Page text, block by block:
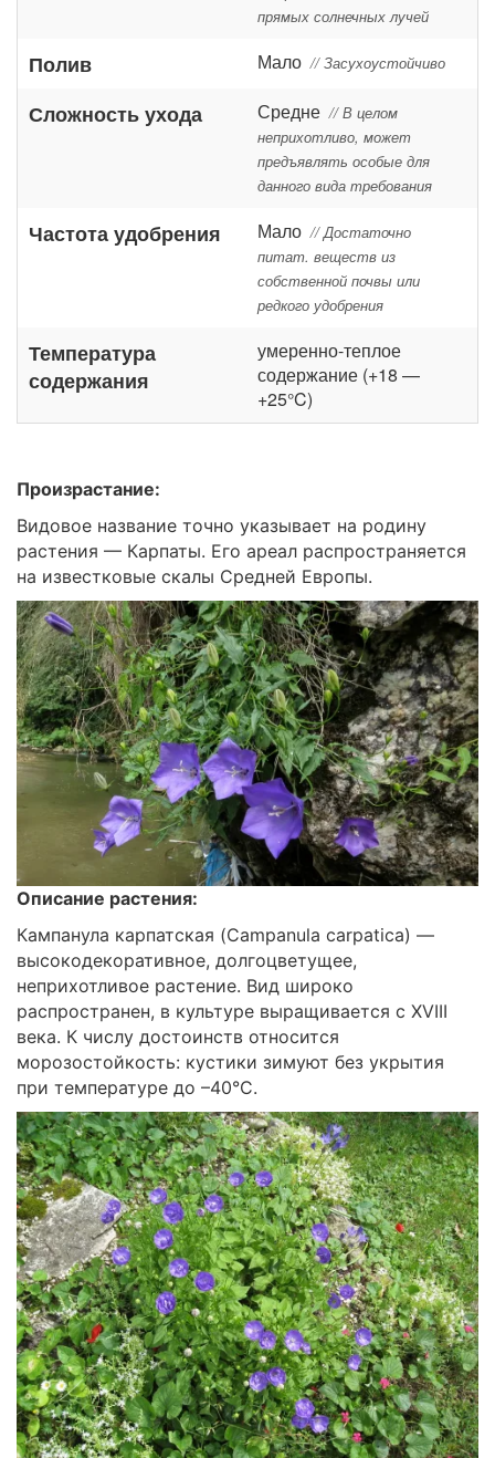
прямых солнечных лучей
Полив Мало // Засухоустойчиво
Сложность ухода Средне // В целом
неприхотливо, может
предъявлять особые для
данного вида требования
Частота удобрения Мало // Достаточно
питат. веществ из
собственной почвы или
редкого удобрения
Температура
содержания
умеренно-теплое
содержание (+18 —
+25°C)
Произрастание:
Видовое название точно указывает на родину
растения — Карпаты. Его ареал распространяется
на известковые скалы Средней Европы.
Описание растения:
Кампанула карпатская (Campanula carpatica) —
высокодекоративное, долгоцветущее,
неприхотливое растение. Вид широко
распространен, в культуре выращивается с XVIII
века. К числу достоинств относится
морозостойкость: кустики зимуют без укрытия
при температуре до –40°C.